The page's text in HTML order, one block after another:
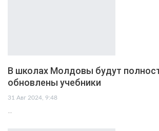
В школах Молдовы будут
обновлены учебники
31 Авг 2024, 9:48
…